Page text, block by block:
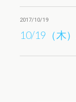
2017/10/19
10/19（木